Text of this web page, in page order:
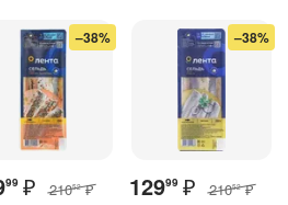
–38%
99 ₽ 21052 ₽
–38%
12999 ₽ 21052 ₽